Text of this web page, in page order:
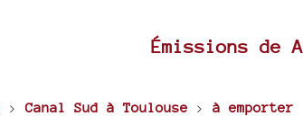
Émissions de
>Canal Sud à Toulouse > à emporter